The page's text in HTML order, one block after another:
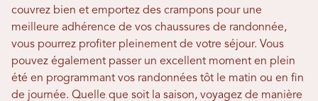
couvrez bien et emportez des crampons pour une
meilleure adhérence de vos chaussures de randonnée,
vous pourrez profiter pleinement de votre séjour. Vous
pouvez également passer un excellent moment en plein
été en programmant vos randonnées tôt le matin ou en fin
de journée. Quelle que soit la saison, voyagez de manière